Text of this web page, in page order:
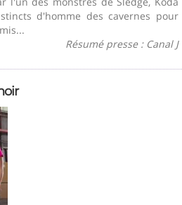
d'homme des cavernes pour
Résumé presse : Canal J